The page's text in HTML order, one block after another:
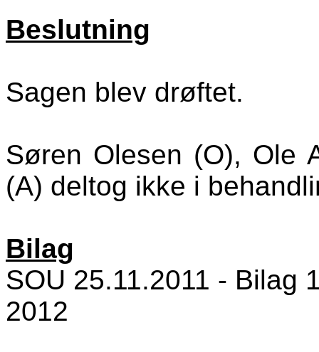
Beslutning
Sagen blev drøftet.
Søren Olesen (O), Ole
(A) deltog ikke i
Bilag
SOU 25.11.2011 - Bilag
2012